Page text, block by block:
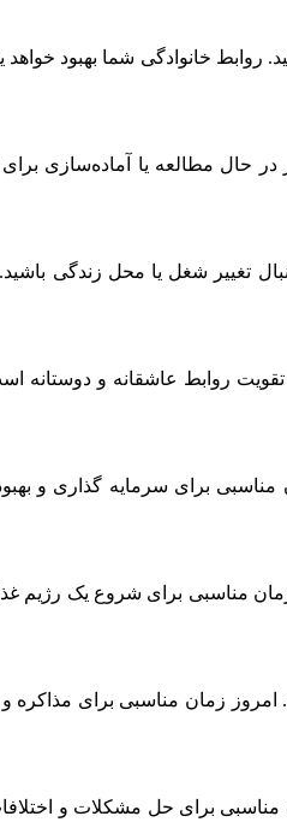
نزدیکان خود توجه کنید. روابط خانوادگی
تحصیلی و آموزشی دارد. اگر در حال مطالعه
است. ممکن است به دنبال تغییر شغل یا
زمان مناسبی برای تقویت روابط
است. امروز زمان مناسبی برای
جسمی و روحی دارد. امروز زمان مناسبی
شغلی و حرفه‌ای است. امروز زمان
دارد. امروز زمان مناسبی برای حل